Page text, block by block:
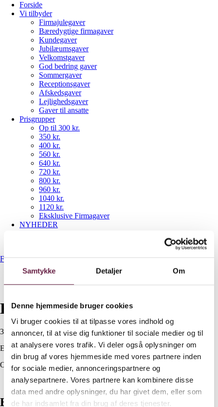
Samtykke Detaljer Om
Denne hjemmeside bruger cookies
Vi bruger cookies til at tilpasse vores indhold og
annoncer, til at vise dig funktioner til sociale medier og til
at analysere vores trafik. Vi deler også oplysninger om
din brug af vores hjemmeside med vores partnere inden
for sociale medier, annonceringspartnere og
analysepartnere. Vores partnere kan kombinere disse
data med andre oplysninger, du har givet dem, eller som
de har indsamlet fra din brug af deres tjenester.
Forside
Vi tilbyder
Firmajulegaver
Bæredygtige firmagaver
Kundegaver
Jubilæumsgaver
Velkomstgaver
God bedring gaver
Sommergaver
Receptionsgaver
Afskedsgaver
Lejlighedsgaver
Gaver til ansatte
Prisgrupper
Op til 300 kr.
350 kr.
400 kr.
560 kr.
640 kr.
720 kr.
800 kr.
960 kr.
1040 kr.
1120 kr.
Eksklusive Firmagaver
NYHEDER
Forside/350 kr./Kay Bojesen Bjørn liliput
Kay Bojesen Bjørn liliput
350,00DKK
Ekskl. moms
Out of stock
Beskrivelse
Beskrivelse